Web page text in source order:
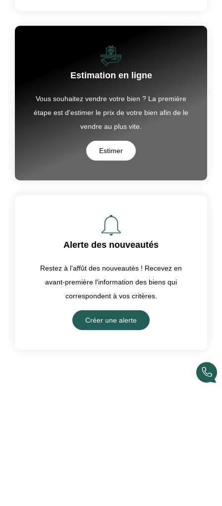
Estimation en ligne
Vous souhaitez vendre votre bien ? La première
étape est d'estimer le prix de votre bien afin de le
vendre au plus vite.
Estimer
Alerte des nouveautés
Restez à l'affût des nouveautés ! Recevez en
avant-première l'information des biens qui
correspondent à vos critères.
Créer une alerte